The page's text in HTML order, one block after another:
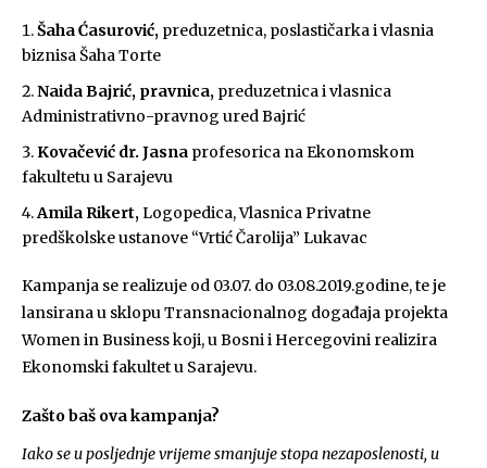
Šaha Ćasurović, preduzetnica, poslastičarka i vlasnia
biznisa Šaha Torte
Naida Bajrić, pravnica, preduzetnica i vlasnica
Administrativno-pravnog ured Bajrić
Kovačević dr. Jasna profesorica na Ekonomskom
fakultetu u Sarajevu
Amila Rikert,Logopedica, Vlasnica Privatne
predškolske ustanove “Vrtić Čarolija” Lukavac
Kampanja se realizuje od 03.07. do 03.08.2019.godine, te je
lansirana u sklopu Transnacionalnog događaja projekta
Women in Business koji, u Bosni i Hercegovini realizira
Ekonomski fakultet u Sarajevu.
Zašto baš ova kampanja?
Iako se u posljednje vrijeme smanjuje stopa nezaposlenosti, u